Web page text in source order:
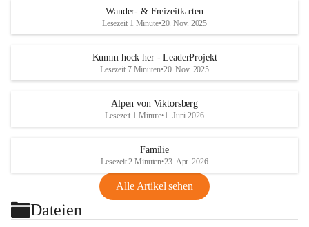
Wander- & Freizeitkarten
Lesezeit 1 Minute•20. Nov. 2025
Kumm hock her - LeaderProjekt
Lesezeit 7 Minuten•20. Nov. 2025
Alpen von Viktorsberg
Lesezeit 1 Minute•1. Juni 2026
Familie
Lesezeit 2 Minuten•23. Apr. 2026
Alle Artikel sehen
Dateien